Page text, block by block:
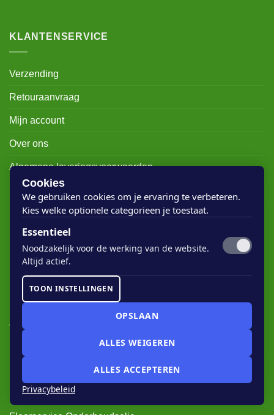
KLANTENSERVICE
Verzending
Retouraanvraag
Mijn account
Over ons
Algemene leveringsvoorwaarden
Privacybeleid
Spaarpunten
Blog
Bekijk hier onze berichten >
Rubio Monocoat Oil Plus 2c
Houten vloer lak
Cookies
We gebruiken cookies om je ervaring te verbeteren.
Kies welke optionele categorieen je toestaat.
Essentieel
Noodzakelijk voor de werking van de website.
Altijd actief.
TOON INSTELLINGEN
OPSLAAN
ALLES WEIGEREN
ALLES ACCEPTEREN
Privacybeleid